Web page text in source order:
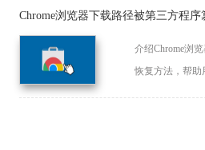
Chrome浏览器下载路径被第三方程
介绍Chrome浏
恢复方法，帮助